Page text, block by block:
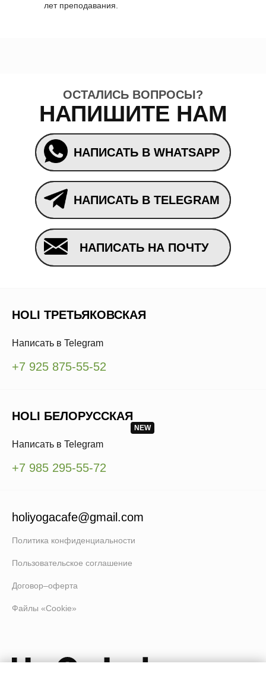
лет преподавания.
НАПИШИТЕ НАМ
ОСТАЛИСЬ ВОПРОСЫ?
НАПИСАТЬ В WHATSAPP
НАПИСАТЬ В TELEGRAM
НАПИСАТЬ НА ПОЧТУ
holiyogacafe@gmail.com
Политика конфиденциальности
Пользовательское соглашение
Файлы «Cookie»
Договор–оферта
+7 925 875-55-52
Написать в Telegram
+7 985 295-55-72
HOLI ТРЕТЬЯКОВСКАЯ
Написать в Telegram
HOLI БЕЛОРУССКАЯ
NEW